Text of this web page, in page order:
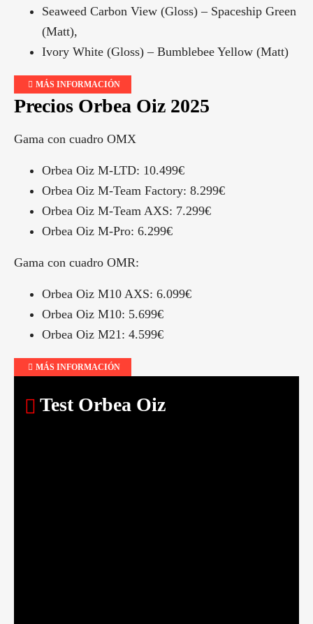
Seaweed Carbon View (Gloss) – Spaceship Green
(Matt),
Ivory White (Gloss) – Bumblebee Yellow (Matt)
MÁS INFORMACIÓN
Precios Orbea Oiz 2025
Gama con cuadro OMX
Orbea Oiz M-LTD: 10.499€
Orbea Oiz M-Team Factory: 8.299€
Orbea Oiz M-Team AXS: 7.299€
Orbea Oiz M-Pro: 6.299€
Gama con cuadro OMR:
Orbea Oiz M10 AXS: 6.099€
Orbea Oiz M10: 5.699€
Orbea Oiz M21: 4.599€
MÁS INFORMACIÓN
Test Orbea Oiz